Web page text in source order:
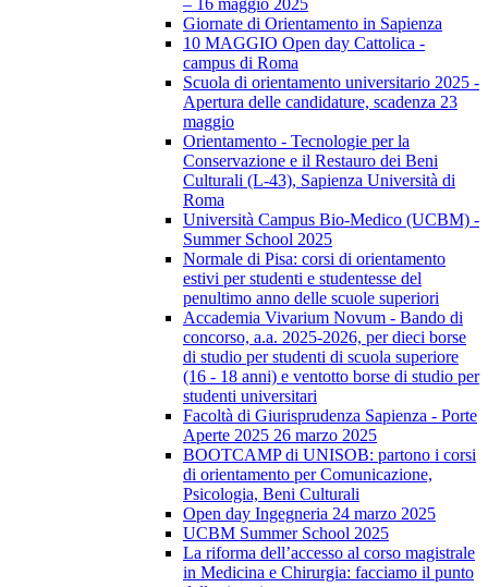
– 16 maggio 2025
Giornate di Orientamento in Sapienza
10 MAGGIO Open day Cattolica -
campus di Roma
Scuola di orientamento universitario 2025 -
Apertura delle candidature, scadenza 23
maggio
Orientamento - Tecnologie per la
Conservazione e il Restauro dei Beni
Culturali (L-43), Sapienza Università di
Roma
Università Campus Bio-Medico (UCBM) -
Summer School 2025
Normale di Pisa: corsi di orientamento
estivi per studenti e studentesse del
penultimo anno delle scuole superiori
Accademia Vivarium Novum - Bando di
concorso, a.a. 2025-2026, per dieci borse
di studio per studenti di scuola superiore
(16 - 18 anni) e ventotto borse di studio per
studenti universitari
Facoltà di Giurisprudenza Sapienza - Porte
Aperte 2025 26 marzo 2025
BOOTCAMP di UNISOB: partono i corsi
di orientamento per Comunicazione,
Psicologia, Beni Culturali
Open day Ingegneria 24 marzo 2025
UCBM Summer School 2025
La riforma dell’accesso al corso magistrale
in Medicina e Chirurgia: facciamo il punto